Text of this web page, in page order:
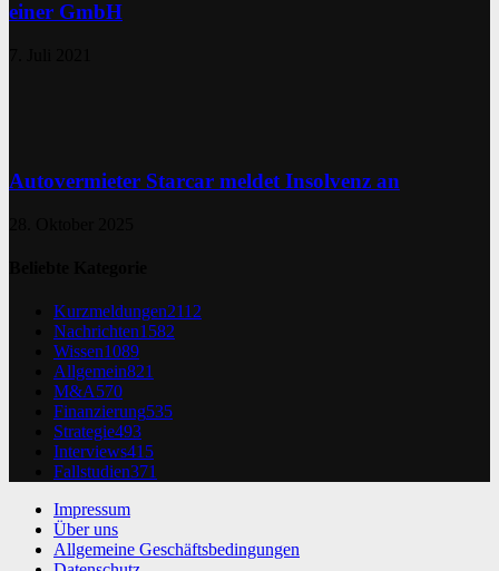
einer GmbH
Autovermieter Starcar meldet Insolvenz an
Kurzmeldungen2112
Nachrichten1582
Wissen1089
Allgemein821
M&A570
Finanzierung535
Strategie493
Interviews415
Fallstudien371
Impressum
Über uns
Allgemeine Geschäftsbedingungen